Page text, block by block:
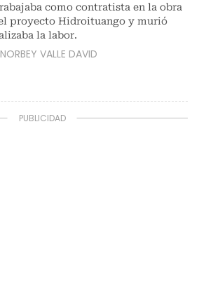
como contratista en la obra
proyecto Hidroituango y murió
la labor.
NORBEY VALLE DAVID